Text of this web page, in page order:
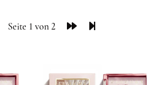
Seite 1 von 2